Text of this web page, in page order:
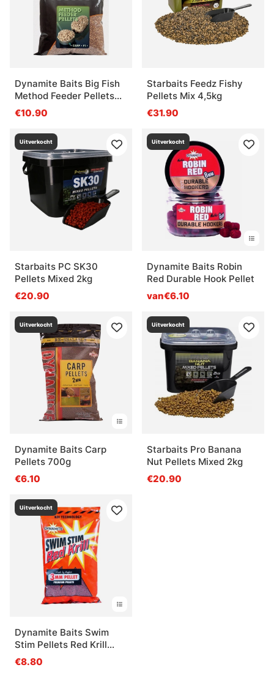
Dynamite Baits Big Fish
Method Feeder Pellets
1,8kg
€10.90
Starbaits Feedz Fishy
Pellets Mix 4,5kg
€31.90
Uitverkocht
Starbaits PC SK30
Pellets Mixed 2kg
€20.90
Uitverkocht
Dynamite Baits Robin
Red Durable Hook Pellet
van€6.10
Uitverkocht
Dynamite Baits Carp
Pellets 700g
€6.10
Uitverkocht
Starbaits Pro Banana
Nut Pellets Mixed 2kg
€20.90
Uitverkocht
Dynamite Baits Swim
Stim Pellets Red Krill
900g
€8.80